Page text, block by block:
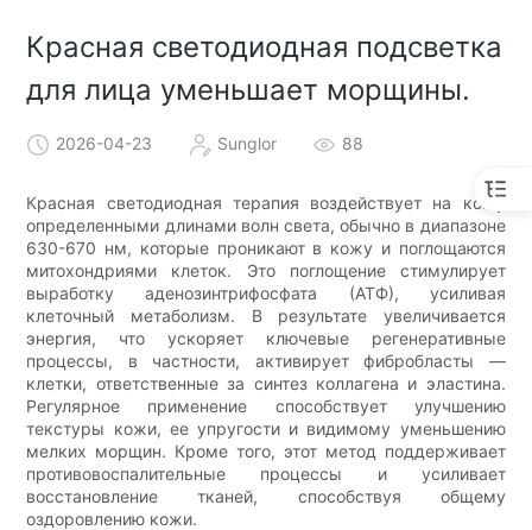
Красная светодиодная подсветка
для лица уменьшает морщины.
2026-04-23 Sunglor 88
Красная светодиодная терапия воздействует на кожу
определенными длинами волн света, обычно в диапазоне
630-670 нм, которые проникают в кожу и поглощаются
митохондриями клеток. Это поглощение стимулирует
выработку аденозинтрифосфата (АТФ), усиливая
клеточный метаболизм. В результате увеличивается
энергия, что ускоряет ключевые регенеративные
процессы, в частности, активирует фибробласты —
клетки, ответственные за синтез коллагена и эластина.
Регулярное применение способствует улучшению
текстуры кожи, ее упругости и видимому уменьшению
мелких морщин. Кроме того, этот метод поддерживает
противовоспалительные процессы и усиливает
восстановление тканей, способствуя общему
оздоровлению кожи.